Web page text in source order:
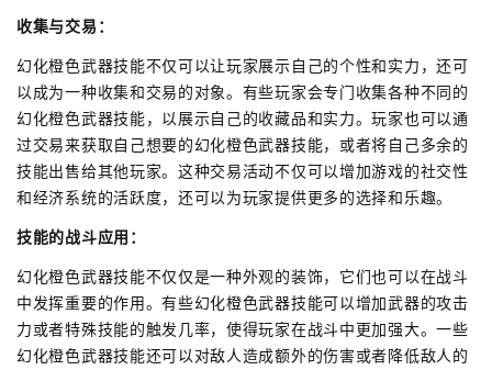
收集与交易：
幻化橙色武器技能不仅可以让玩家展示自己的个性和实力，还可
以成为一种收集和交易的对象。有些玩家会专门收集各种不同的
幻化橙色武器技能，以展示自己的收藏品和实力。玩家也可以通
过交易来获取自己想要的幻化橙色武器技能，或者将自己多余的
技能出售给其他玩家。这种交易活动不仅可以增加游戏的社交性
和经济系统的活跃度，还可以为玩家提供更多的选择和乐趣。
技能的战斗应用：
幻化橙色武器技能不仅仅是一种外观的装饰，它们也可以在战斗
中发挥重要的作用。有些幻化橙色武器技能可以增加武器的攻击
力或者特殊技能的触发几率，使得玩家在战斗中更加强大。一些
幻化橙色武器技能还可以对敌人造成额外的伤害或者降低敌人的